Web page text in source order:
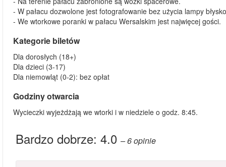
- W pałacu dozwolone jest fotografowanie bez użycia lampy
- We wtorkowe poranki w pałacu Wersalskim jest najwięcej gości.
Kategorie biletów
Dla dorosłych (18+)
Dla dzieci (3-17)
Dla niemowląt (0-2): bez opłat
Godziny otwarcia
Wycieczki wyjeżdżają we wtorki i w niedziele o godz. 8:45.
Bardzo dobrze: 4.0 – 6opinie